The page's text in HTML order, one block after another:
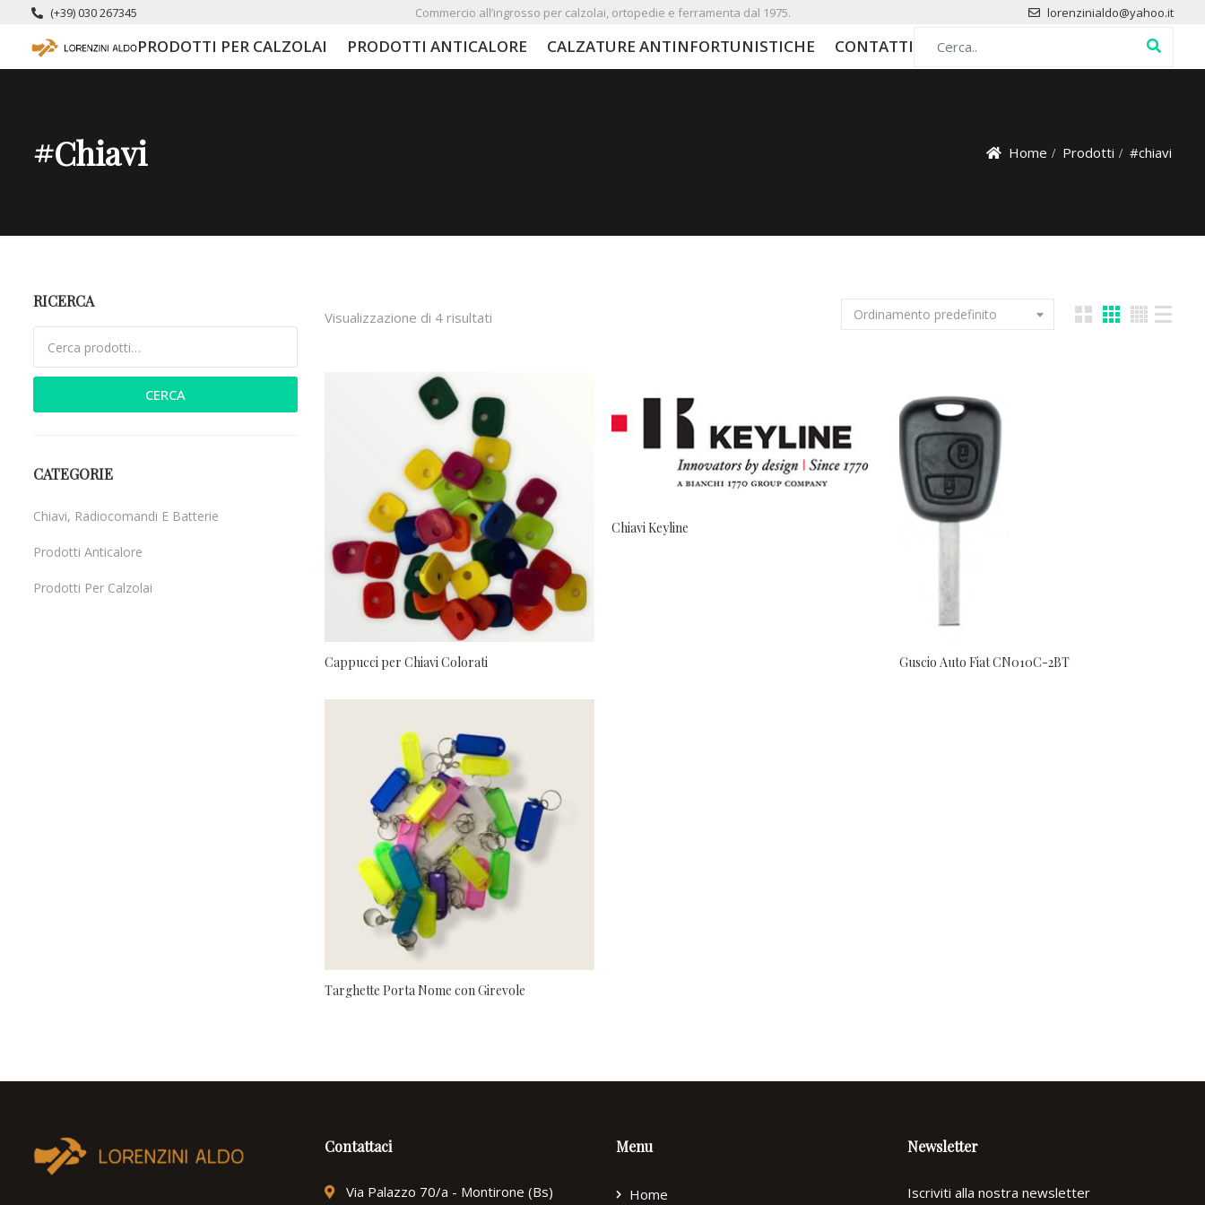
(+39) 030 267345 Commercio all’ingrosso per calzolai, ortopedie e ferramenta dal 1975. lorenzinialdo@yahoo.it
PRODOTTI PER CALZOLAI PRODOTTI ANTICALORE CALZATURE ANTINFORTUNISTICHE CONTATTI
#chiavi Home Prodotti #chiavi
RICERCA
CERCA
CATEGORIE
Chiavi, Radiocomandi E Batterie
Prodotti Anticalore
Prodotti Per Calzolai
Visualizzazione di 4 risultati Ordinamento predefinito
Cappucci per Chiavi Colorati
Chiavi Keyline
Guscio Auto Fiat CN010C-2BT
Targhette Porta Nome con Girevole
Contattaci
Via Palazzo 70/a - Montirone (Bs)
Menu
Home
Newsletter
Iscriviti alla nostra newsletter